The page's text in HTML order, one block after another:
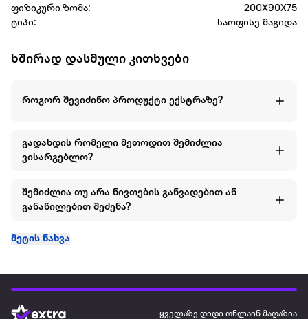
ფიზიკური ზომა:
200X90X75
ტიპი:
საოფისე მაგიდა
ხშირად დასმული კითხვები
როგორ შევიძინო პროდუქტი ექსტრაზე?
გადახდის რომელი მეთოდით შემიძლია
ვისარგებლო?
შემიძლია თუ არა ნივთების განვადებით ან
განაწილებით შეძენა?
მეტის ნახვა
ყველაზე დიდი ონლაინ მაღაზია